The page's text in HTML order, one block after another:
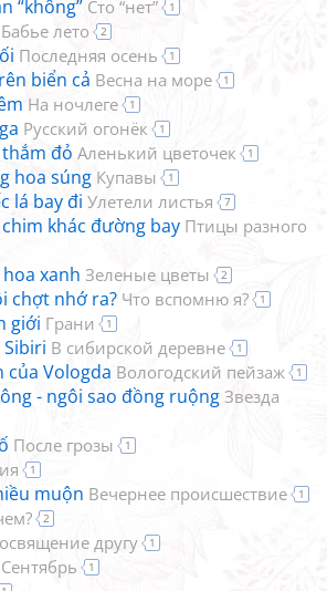
“không” Сто “нет” 1
Бабье лето 2
Последняя осень 1
biển cả Весна на море 1
На ночлеге 1
Русский огонёк 1
đỏ Аленький цветочек 1
hoa súng Купавы 1
lá bay đi Улетели листья 7
khác đường bay Птицы paзного
xanh Зеленые цветы 2
chợt nhớ ra? Что вспомню я? 1
giới Грани 1
В сибирской деревне 1
của Vologda Вологодский пейзаж 1
- ngôi sao đồng ruộng Звезда
После грозы 1
1
muộn Вечернее происшествие 1
2
другу 1
Сентябрь 1